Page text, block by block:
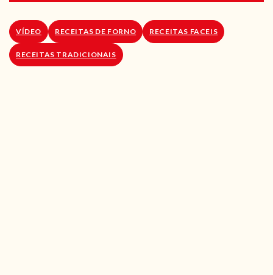
LOJA ONLINE
VÍDEO RECEITAS DE FORNO RECEITAS FACEIS
RECEITAS TRADICIONAIS